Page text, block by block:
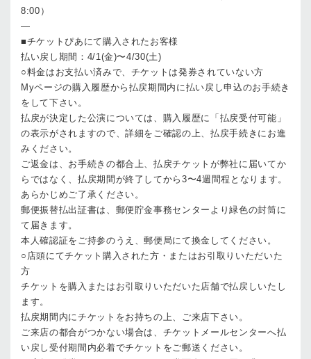
8:00）
—
■チケットぴあにて購入されたお客様
払い戻し期間：4/1(金)〜4/30(土)
○料金はお支払い済みで、チケットは発券されていない方
Myページの購入履歴から払戻期間内に払い戻し申込のお手続き
をして下さい。
払戻が決定した公演については、購入履歴に「払戻受付可能」
の表示がされますので、詳細をご確認の上、払戻手続きにお進
みください。
ご返金は、お手続きの都合上、払戻チケットが弊社に届いてか
らではなく、払戻期間が終了してから3〜4週間程となります。
あらかじめご了承ください。
郵便振替払出証書は、郵便貯金事務センターより緑色の封筒に
て届きます。
本人確認証をご持参のうえ、郵便局にて換金してください。
○店頭にてチケット購入された方・またはお引取りいただいた
方
チケットを購入またはお引取りいただいた店舗で払戻しいたし
ます。
払戻期間内にチケットをお持ちの上、ご来店下さい。
ご来店の都合がつかない場合は、チケットメールセンターへ払
い戻し受付期間内必着でチケットをご郵送ください。